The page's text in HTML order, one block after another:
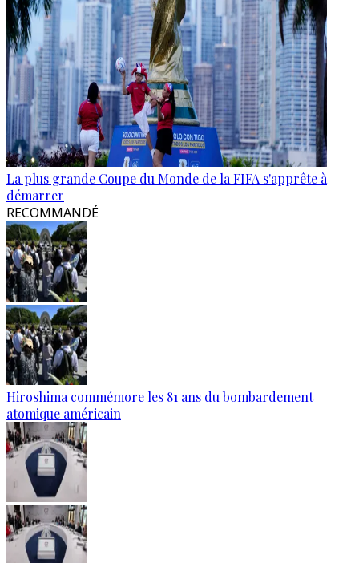
La plus grande Coupe du Monde de la FIFA s'apprête à
démarrer
RECOMMANDÉ
Hiroshima commémore les 81 ans du bombardement
atomique américain